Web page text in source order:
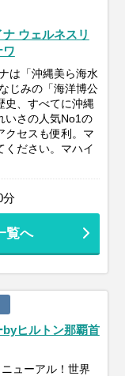
ウェルネスリ
ワ
は「沖縄美ら海水
じみの「海洋博公
史、すべてに沖縄
いさの人気No1の
クセスも便利。マ
ください。マハイ
分
覧へ
byヒルトン那覇首
ューアル！世界